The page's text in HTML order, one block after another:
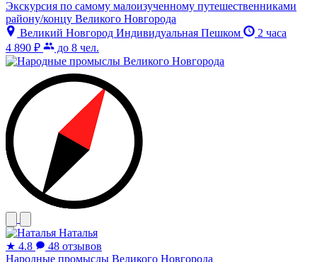
Экскурсия по самому малоизученному путешественниками
району/концу Великого Новгорода
Великий Новгород Индивидуальная Пешком
2 часа
4 890 ₽
до 8 чел.
Наталья
★ 4.8
48 отзывов
Народные промыслы Великого Новгорода